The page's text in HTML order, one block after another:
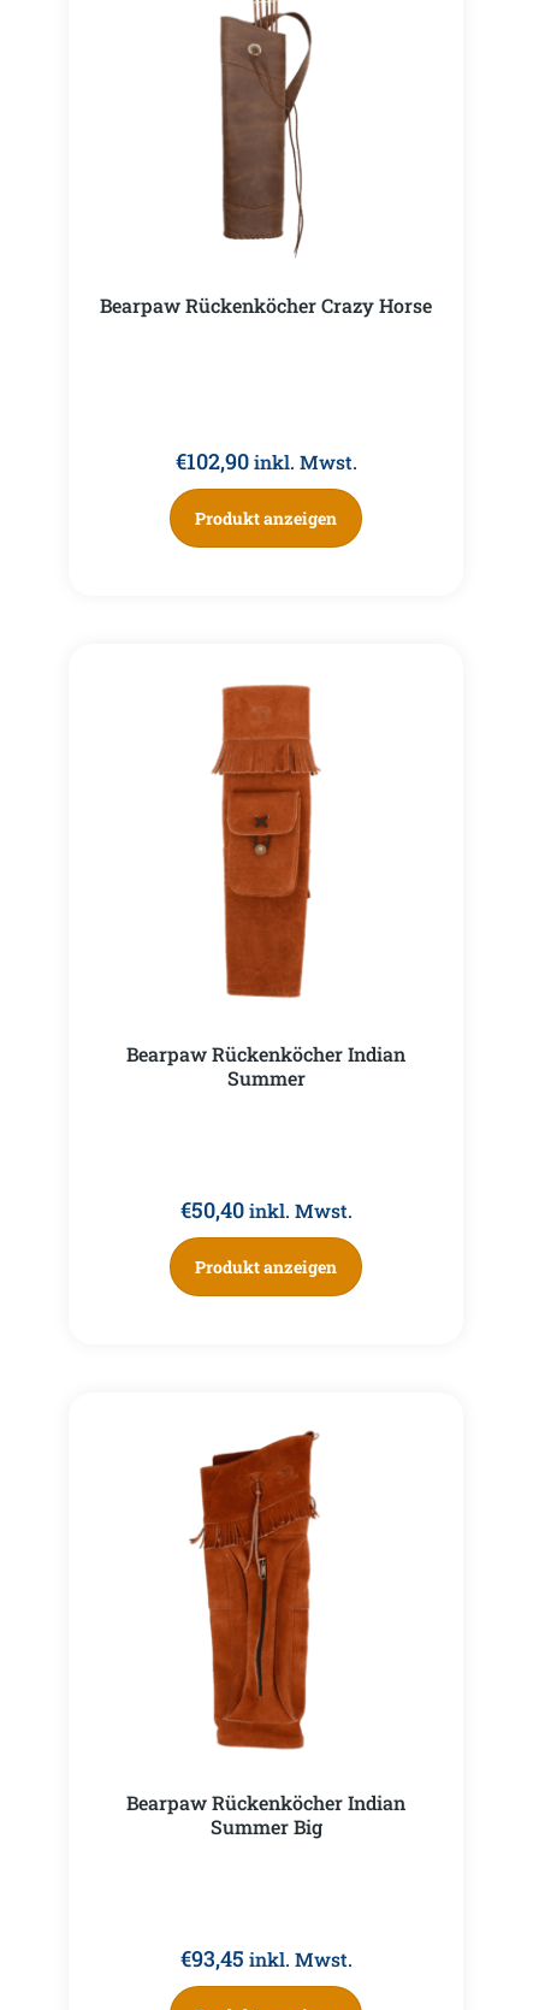
Bearpaw Rückenköcher Crazy Horse
€102,90 inkl. Mwst.
Produkt anzeigen
Bearpaw Rückenköcher Indian
Summer
€50,40 inkl. Mwst.
Produkt anzeigen
Bearpaw Rückenköcher Indian
Summer Big
€93,45 inkl. Mwst.